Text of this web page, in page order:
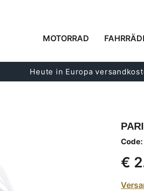
MOTORRAD
Heute in Europa
Code:
€